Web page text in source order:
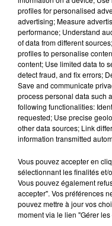
habitants et
proximité.
Une
Au vu de la
la question
les têtes.L'accès
etludique
que celui des
métropole.Pour
la piscine
faudra
profiles for personalised
advertising; Measure
performance; Understand
of data from different
profiles to personalise
content; Use limited data to
detect fraud, and fix errors;
Save and communicate
process personal data such
following functionalities:
requested; Use precise
other data sources; Link
information transmitted
Vous pouvez accepter en
sélectionnant les finalités et/
Vous pouvez également
accepter". Vos préférences
pouvez mettre à jour vos
moment via le lien "Gérer